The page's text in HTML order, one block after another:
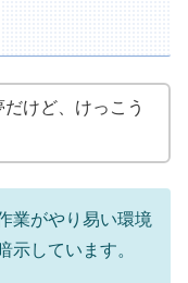
けど、けっこう
業がやり易い環境
示しています。